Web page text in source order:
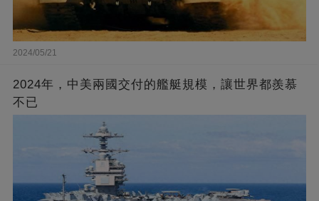
2024/05/21
2024年，中美兩國交付的艦艇規模，讓世界都羨慕
不已